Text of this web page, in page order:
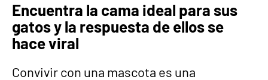
Encuentra la cama ideal para sus
gatos y la respuesta de ellos se
hace viral
Convivir con una mascota es una